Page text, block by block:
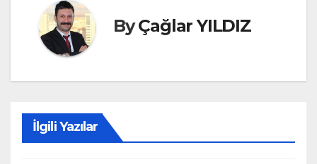
ByÇağlar YILDIZ
İlgili Yazılar